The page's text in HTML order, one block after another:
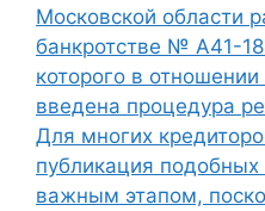
Московской области
банкротстве № А41-
которого в
введена процедура
Для многих
публикация подобных
важным этапом,